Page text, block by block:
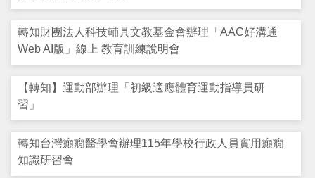
課程與教學
學習輔導
支持服務
活動訊息
轉知財團法人科技輔具文教基金會辦理「AAC好溝通
Web AI版」線上 教育訓練說明會
【轉知】運動部辦理「初級適應體育運動指導員研
習」
轉知台灣癲癇醫學會辦理115年學校行政人員實用癲癇
知識研習會